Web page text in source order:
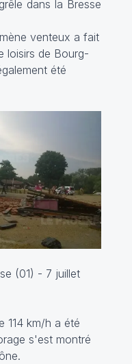
dans la Bresse
venteux a fait
loisirs de Bourg-
été
(01) - 7 juillet
114 km/h a été
s'est montré